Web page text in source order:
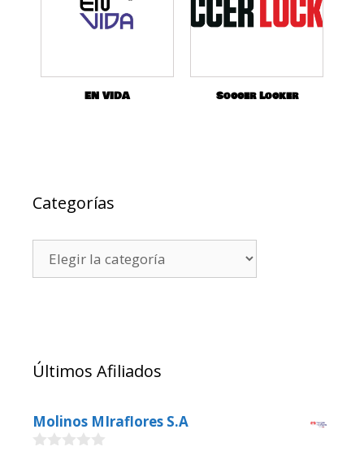
EN VIDA Soccer Locker
Categorías
Últimos Afiliados
Molinos MIraflores S.A